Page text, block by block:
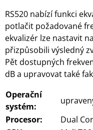
RS520 nabízí funkci
potlačit požadované
ekvalizér lze nastavit
přizpůsobili výsledný
Pět dostupných
dB a upravovat také
Operační
systém:
Procesor:
Dual